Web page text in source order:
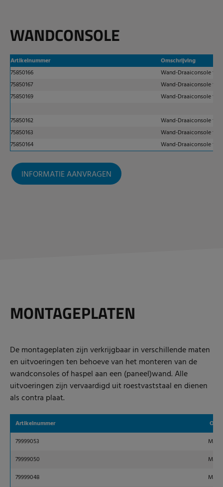
WANDCONSOLE
Artikelnummer
Omschrijving
75850166
Wand-Draaiconsole t.b.v
75850167
Wand-Draaiconsole
75850169
Wand-Draaiconsole
75850162
Wand-Draaiconsole t.b.v
75850163
Wand-Draaiconsole
75850164
Wand-Draaiconsole
INFORMATIE AANVRAGEN
MONTAGEPLATEN
De montageplaten zijn verkrijgbaar in verschillende maten
en uitvoeringen ten behoeve van het monteren van de
wandconsoles of haspel aan een (paneel)wand. Alle
uitvoeringen zijn vervaardigd uit roestvaststaal en dienen
als contra plaat.
Artikelnummer
79999053
79999050
79999048